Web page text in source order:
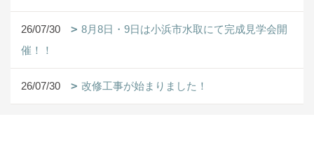
26/07/30
8月8日・9日は小浜市水取にて完成見学会開
催！！
26/07/30 改修工事が始まりました！